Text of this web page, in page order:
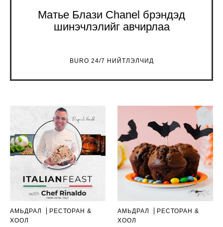
Матье Блази Chanel брэндэд
шинэчлэлийг авчирлаа
BURO 24/7 НИЙТЛЭЛЧИД
АМЬДРАЛ
РЕСТОРАН &
ХООЛ
АМЬДРАЛ
РЕСТОРАН &
ХООЛ